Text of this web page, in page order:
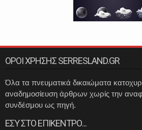
ΟΡΟΙ ΧΡΗΣΗΣ SERRESLAND.GR
Όλα τα πνευματικά δικαιώματα
αναδημοσίευση άρθρων χωρίς την
συνδέσμου ως πηγή.
ΕΣΥ ΣΤΟ ΕΠΙΚΕΝΤΡΟ...